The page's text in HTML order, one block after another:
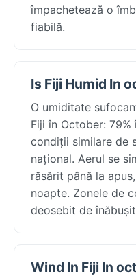
împachetează o
fiabilă.
Is Fiji Humid In
O umiditate
Fiji în October:
condiții similare de
național. Aerul se
răsărit până la
noapte. Zonele de
deosebit de
Wind In Fiji In